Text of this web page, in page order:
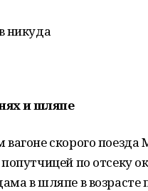
никуда
и шляпе
скорого поезда
по отсеку
в шляпе в возрасте